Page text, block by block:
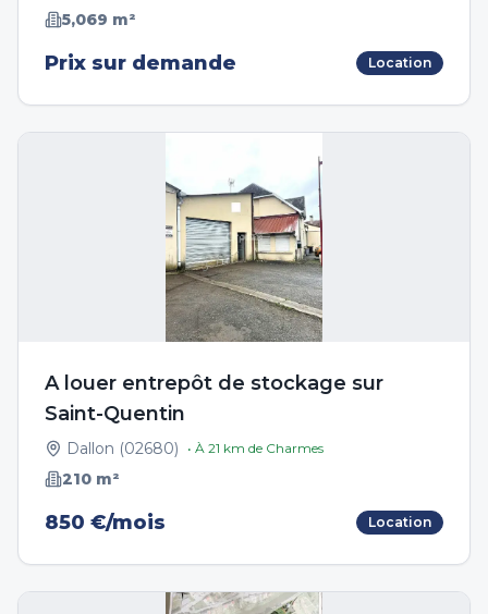
5,069 m²
Prix sur demande Location
A louer entrepôt de stockage sur
Saint-Quentin
Dallon (02680) • À 21 km de Charmes
210 m²
850 €/mois Location